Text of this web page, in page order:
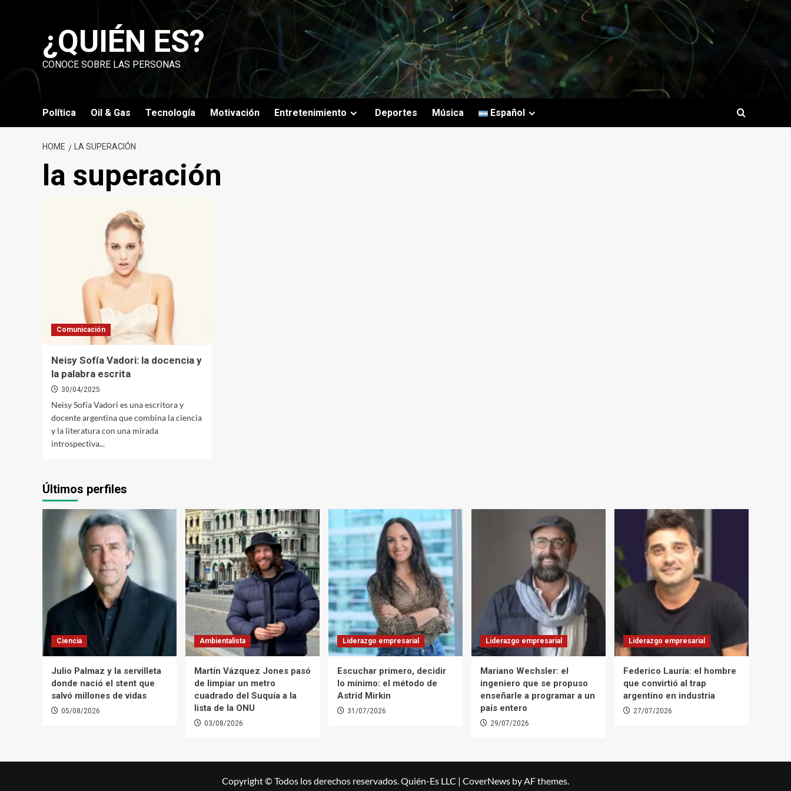
¿QUIÉN ES?
CONOCE SOBRE LAS PERSONAS
Política Oil & Gas Tecnología Motivación Entretenimiento Deportes Música Español
HOME LA SUPERACIÓN
la superación
Comunicación
Neisy Sofía Vadori: la docencia y
la palabra escrita
30/04/2025
Neisy Sofía Vadori es una escritora y
docente argentina que combina la ciencia
y la literatura con una mirada
introspectiva...
Últimos perfiles
Ciencia
Julio Palmaz y la servilleta
donde nació el stent que
salvó millones de vidas
05/08/2026
Ambientalista
Martín Vázquez Jones pasó
de limpiar un metro
cuadrado del Suquía a la
lista de la ONU
03/08/2026
Liderazgo empresarial
Escuchar primero, decidir
lo mínimo: el método de
Astrid Mirkin
31/07/2026
Liderazgo empresarial
Mariano Wechsler: el
ingeniero que se propuso
enseñarle a programar a un
país entero
29/07/2026
Liderazgo empresarial
Federico Lauría: el hombre
que convirtió al trap
argentino en industria
27/07/2026
Copyright © Todos los derechos reservados. Quién-Es LLC | CoverNews by AF themes.